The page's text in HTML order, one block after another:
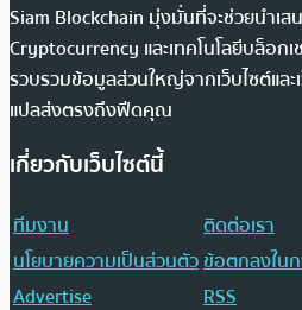
Siam Blockchain มุ่งมั่นที่จะช่วยนำเส
Cryptocurrency และเทคโนโลยีบล็อก
รวบรวมข้อมูลส่วนใหญ่จากเว็บไซต์และ
แปลส่งตรงถึงฟีดคุณ
เกี่ยวกับเว็บไซต์นี้
ทีมงาน
ติดต่อเรา
นโยบายความเป็นส่วนตัวข้อตกลงใน
Advertise
RSS